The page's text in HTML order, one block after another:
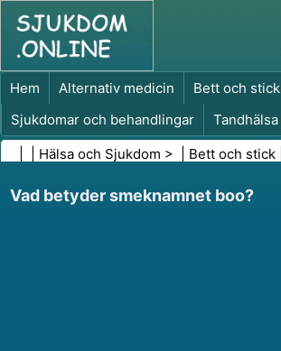
Hem Alternativ medicin Bett och stick
Sjukdomar och behandlingar
Tandhälsa
Kost och näring
Familjehälsa
Hälsa och Sjukdom > | Bett och stick
Vad betyder smeknamnet boo?